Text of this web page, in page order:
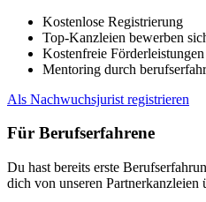
Kostenlose Registrierung
Top-Kanzleien bewerben
Kostenfreie Förderleistungen
Mentoring durch
Als Nachwuchsjurist registrieren
Für Berufserfahrene
Du hast bereits erste
dich von unseren Partnerkanzleien